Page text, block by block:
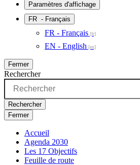
Paramètres d'affichage
FR - Français
FR - Français
EN - English
Fermer
Rechercher
Rechercher
Fermer
Accueil
Agenda 2030
Les 17 Objectifs
Feuille de route